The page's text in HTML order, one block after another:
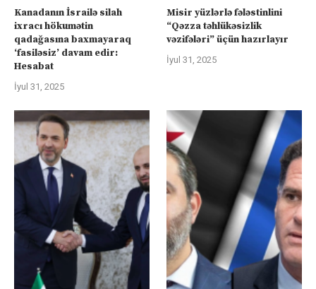
Kanadanın İsrailə silah
ixracı hökumətin
qadağasına baxmayaraq
‘fasiləsiz’ davam edir:
Hesabat
İyul 31, 2025
Misir yüzlərlə fələstinlini
“Qəzza təhlükəsizlik
vəzifələri” üçün hazırlayır
İyul 31, 2025